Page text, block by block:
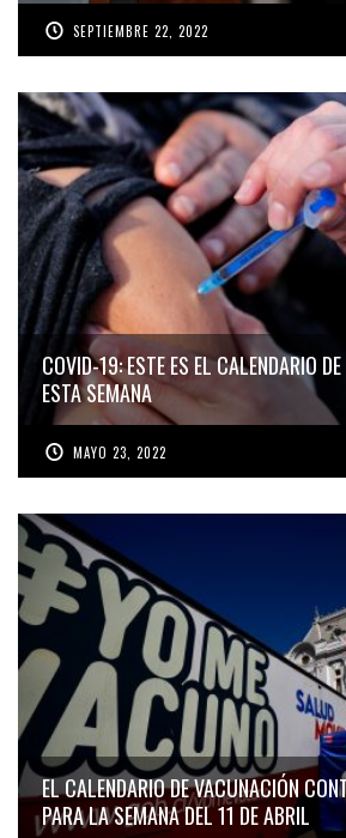
SEPTIEMBRE 22, 2022
COVID-19: ESTE ES EL CALENDARIO
ESTA SEMANA
MAYO 23, 2022
EL CALENDARIO DE VACUNACIÓN
PARA LA SEMANA DEL 11 DE ABRIL